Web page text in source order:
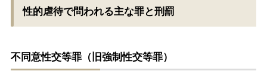
性的虐待で問われる主な罪と刑罰
不同意性交等罪（旧強制性交等罪）